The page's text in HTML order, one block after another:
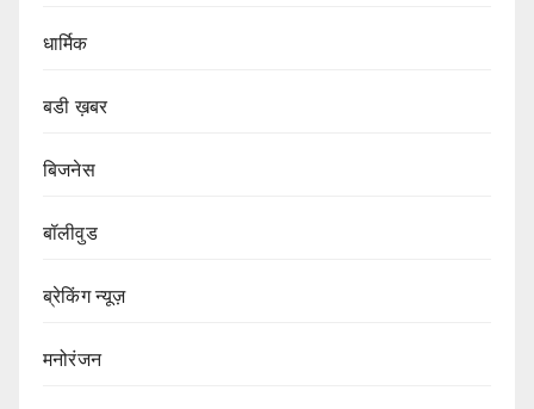
धार्मिक
बडी ख़बर
बिजनेस
बॉलीवुड
ब्रेकिंग न्यूज़
मनोरंजन